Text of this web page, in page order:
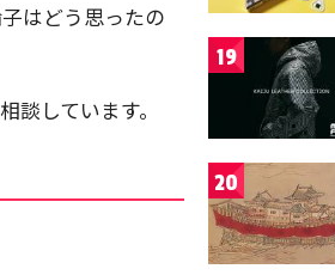
はどう思ったの
談しています。
19
20